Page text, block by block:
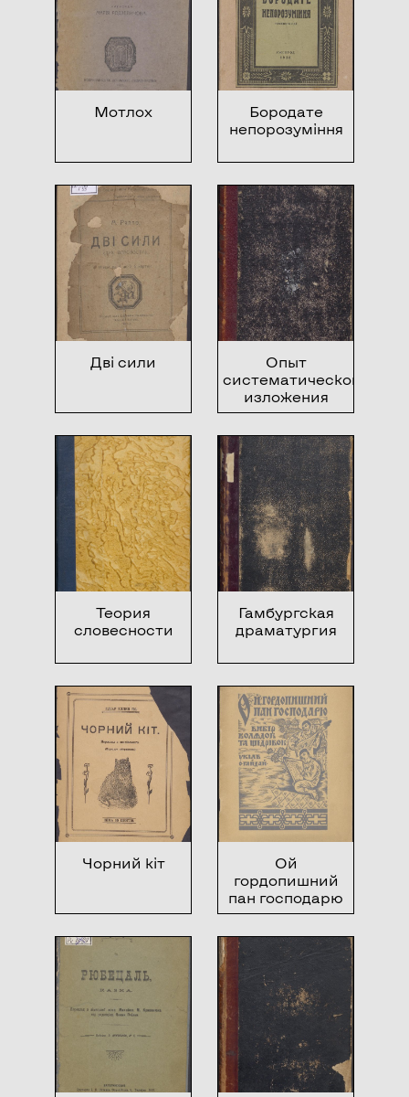
Мотлох
Бородате
непорозуміння
Дві сили
Опыт
систематического
изложения
теории
словесности
Теория
словесности
Гамбургская
драматургия
Чорний кіт
Ой
гордопишний
пан господарю